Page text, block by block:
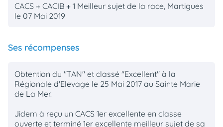
CACS + CACIB + 1 Meilleur sujet de la race, Martigues
le 07 Mai 2019
Ses récompenses
Obtention du "TAN" et classé "Excellent" à la
Régionale d'Elevage le 25 Mai 2017 au Sainte Marie
de La Mer.
Jidem à reçu un CACS 1er excellente en classe
ouverte et terminé 1er excellente meilleur sujet de sa